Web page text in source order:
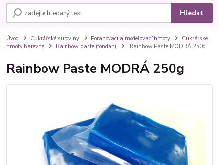
Hledat
Úvod Cukrářské suroviny Potahovací a modelovací hmoty
Cukrářské
hmoty barevné
Rainbow paste (fondán) Rainbow Paste MODRÁ 250g
Rainbow Paste MODRÁ 250g